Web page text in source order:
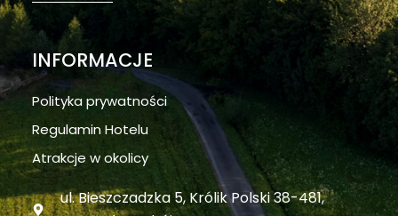
INFORMACJE
Polityka prywatności
Regulamin Hotelu
Atrakcje w okolicy
ul. Bieszczadzka 5, Królik Polski 38-481,